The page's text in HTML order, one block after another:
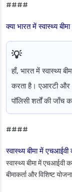
####
क्या भारत में स्वास्थ्य
हाँ, भारत में स्वास्थ्य
करता है। एआरटी और
पॉलिसी शर्तों की जाँच
####
स्वास्थ्य बीमा में
स्वास्थ्य बीमा में एचआईवी
बीमाकर्ता और विशिष्ट